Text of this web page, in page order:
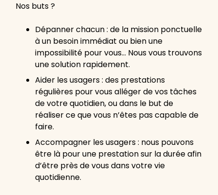
Nos buts ?
Dépanner chacun : de la mission ponctuelle
à un besoin immédiat ou bien une
impossibilité pour vous… Nous vous trouvons
une solution rapidement.
Aider les usagers : des prestations
régulières pour vous alléger de vos tâches
de votre quotidien, ou dans le but de
réaliser ce que vous n’êtes pas capable de
faire.
Accompagner les usagers : nous pouvons
être là pour une prestation sur la durée afin
d’être près de vous dans votre vie
quotidienne.